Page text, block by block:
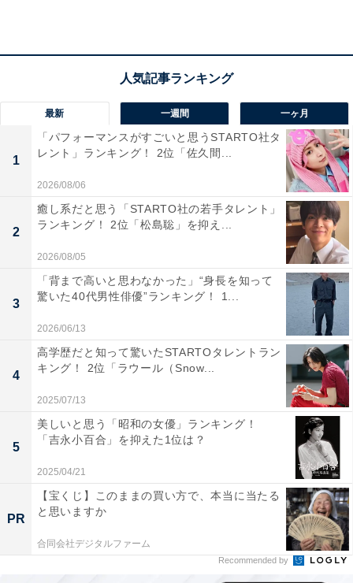
回答者からは「広島といえば瀬戸内レモン！その爽やか
な風味をサクサクのイカ天で楽しめるこのお菓子は、ま
さに広島らしさ満点のお土産です。レモンの酸味とイカ
の旨みが絶妙にマッチしていて、一度食べると止まらな
くなる美味しさ。おつまみにもおやつにもぴったりで、
手軽な価格ながらインパクトもあり、話題性も抜群で
す。広島の味を気軽に楽しめる、ちょっとユニークで印
象に残るお土産としておすすめです」（40代女性／滋賀
県）、「瀬戸内レモンは名物だし、レモンの酸味とサク
サクの食感がいい」（40代女性／神奈川県）、「瀬戸内
レモンの爽やかな酸味がしっかり感じられ、広島らしさ
が一口で伝わるお土産だと思います。おつまみにもおや
つにも使え、手軽で買いやすい価格帯なのも魅力です。
地元感と親しみやすさのバランスが良い商品です」（50
最新 一週間 一ヶ月
1
「パフォーマンスがすごいと思うSTARTO社タ
レント」ランキング！ 2位「佐久間...
2026/08/06
2
癒し系だと思う「STARTO社の若手タレント」
ランキング！ 2位「松島聡」を抑え...
2026/08/05
3
「背まで高いと思わなかった」“身長を知って
驚いた40代男性俳優”ランキング！ 1...
2026/06/13
4
高学歴だと知って驚いたSTARTOタレントラン
キング！ 2位「ラウール（Snow...
2025/07/13
5
美しいと思う「昭和の女優」ランキング！
「吉永小百合」を抑えた1位は？
2025/04/21
PR
【宝くじ】このままの買い方で、本当に当たる
と思いますか
合同会社デジタルファーム
Recommended by